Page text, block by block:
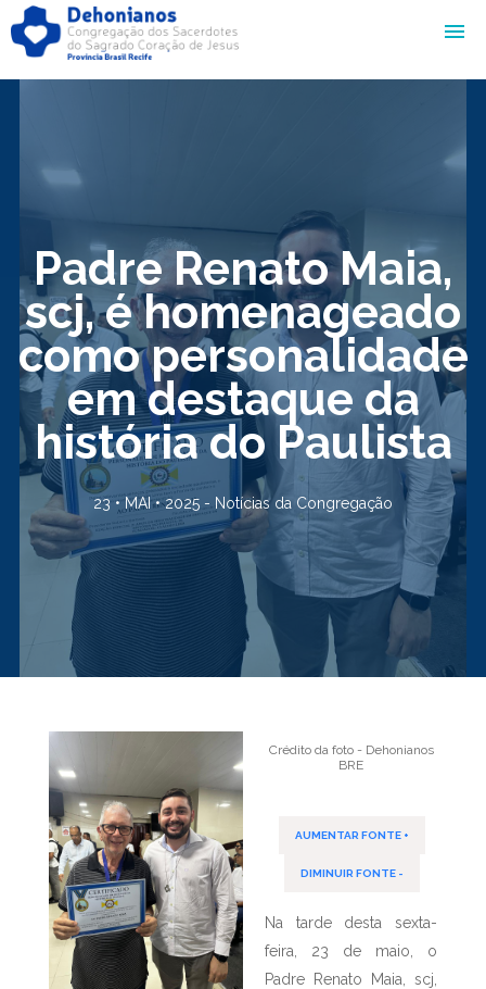
Padre Renato Maia,
scj, é homenageado
como personalidade
em destaque da
história do Paulista
23 • MAI • 2025 - Notícias da Congregação
Crédito da foto - Dehonianos
BRE
AUMENTAR FONTE +
DIMINUIR FONTE -
Na tarde desta sexta-
feira, 23 de maio, o
Padre Renato Maia, scj,